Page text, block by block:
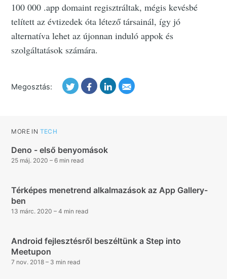
100 000 .app domaint regisztráltak, mégis kevésbé
telített az évtizedek óta létező társainál, így jó
alternatíva lehet az újonnan induló appok és
szolgáltatások számára.
Megosztás:
MORE IN TECH
Deno - első benyomások
25 máj. 2020 – 6 min read
Térképes menetrend alkalmazások az App Gallery-
ben
13 márc. 2020 – 4 min read
Android fejlesztésről beszéltünk a Step into
Meetupon
7 nov. 2018 – 3 min read